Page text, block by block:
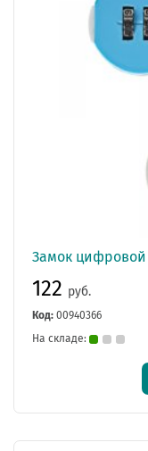
Замок цифровой
122 руб.
Код: 00940366
На складе: